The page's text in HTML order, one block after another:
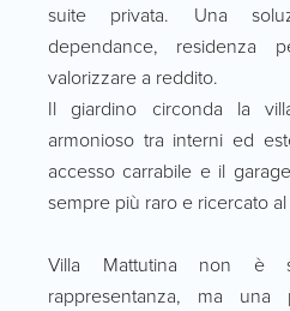
suite privata. Una
dependance,
valorizzare a reddito.
Il giardino circonda la
armonioso tra interni ed
accesso carrabile e il
sempre più raro e ricercato al
Villa Mattutina non è
rappresentanza, ma una